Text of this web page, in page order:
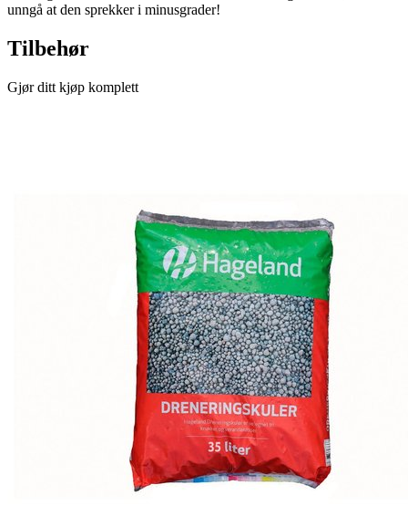
unngå at den sprekker i minusgrader!
Tilbehør
Gjør ditt kjøp komplett